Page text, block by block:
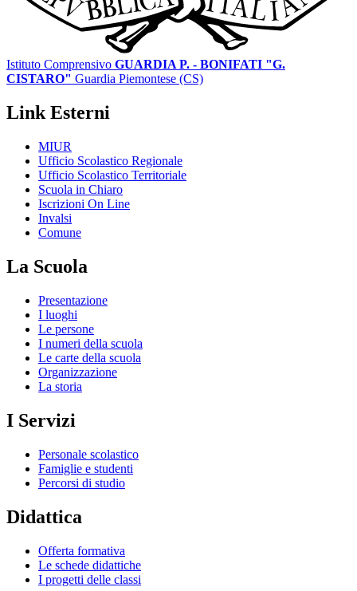
Istituto Comprensivo GUARDIA P. - BONIFATI "G.
CISTARO" Guardia Piemontese (CS)
Link Esterni
MIUR
Ufficio Scolastico Regionale
Ufficio Scolastico Territoriale
Scuola in Chiaro
Iscrizioni On Line
Invalsi
Comune
La Scuola
Presentazione
I luoghi
Le persone
I numeri della scuola
Le carte della scuola
Organizzazione
La storia
I Servizi
Personale scolastico
Famiglie e studenti
Percorsi di studio
Didattica
Offerta formativa
Le schede didattiche
I progetti delle classi